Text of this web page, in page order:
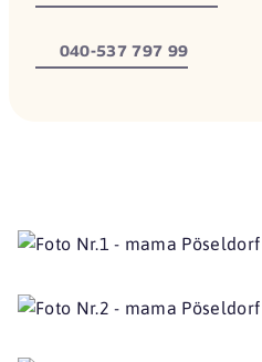
040-537 797 99